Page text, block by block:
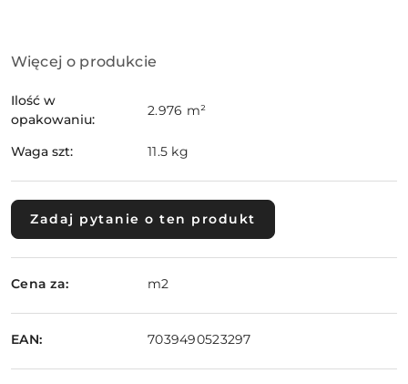
i
dostawa
Więcej o produkcie
Ilość w
opakowaniu:
2.976 m²
Waga szt: 11.5 kg
Zadaj pytanie o ten produkt
Cena za: m2
EAN: 7039490523297